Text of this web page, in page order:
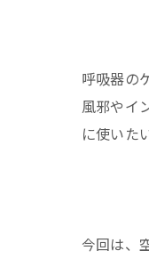
呼吸器の
風邪やイ
に使いた
今回は、